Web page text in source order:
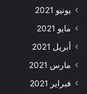
يونيو 2021
مايو 2021
أبريل 2021
مارس 2021
فبراير 2021